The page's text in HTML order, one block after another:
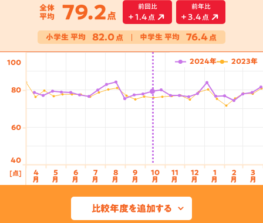
全体
平均
79.2 点
前回比
+ 1.4 点
前年比
+ 3.4 点
小学生 平均 82.0 点 中学生 平均 76.4 点
4月 5月 6月 7月 8月 9月 10月 11月 12月 1月 2月 3月
40
60
80
100 2023年
2024年
[点]
4
月
5
月
6
月
7
月
8
月
9
月
10
月
11
月
12
月
1
月
2
月
3
月
比較年度を追加する